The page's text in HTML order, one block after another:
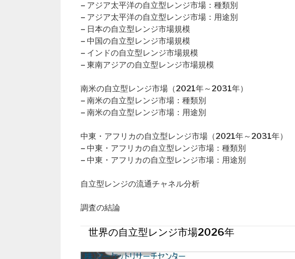
– アジア太平洋の自立型レンジ市場：種類別
– アジア太平洋の自立型レンジ市場：用途別
– 日本の自立型レンジ市場規模
– 中国の自立型レンジ市場規模
– インドの自立型レンジ市場規模
– 東南アジアの自立型レンジ市場規模
南米の自立型レンジ市場（2021年～2031年）
– 南米の自立型レンジ市場：種類別
– 南米の自立型レンジ市場：用途別
中東・アフリカの自立型レンジ市場（2021年～2031年）
– 中東・アフリカの自立型レンジ市場：種類別
– 中東・アフリカの自立型レンジ市場：用途別
自立型レンジの流通チャネル分析
調査の結論
世界の自立型レンジ市場2026年